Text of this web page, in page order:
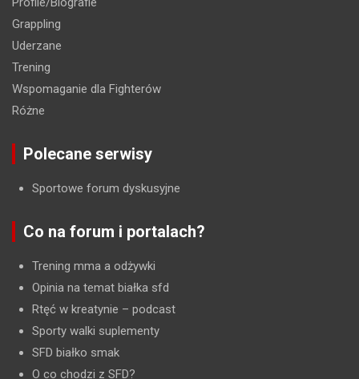
Grappling
Uderzane
Trening
Wspomaganie dla Fighterów
Różne
Polecane serwisy
Sportowe forum dyskusyjne
Co na forum i portalach?
Trening mma a odżywki
Opinia na temat białka sfd
Rtęć w kreatynie – podcast
Sporty walki suplementy
SFD białko smak
O co chodzi z SFD?